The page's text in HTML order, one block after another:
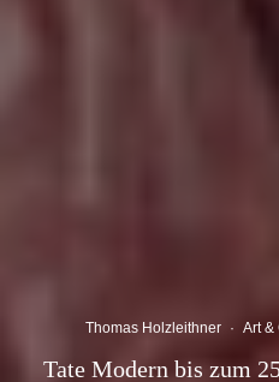
Thomas Holzleithner · Art &
Tate Modern bis zum